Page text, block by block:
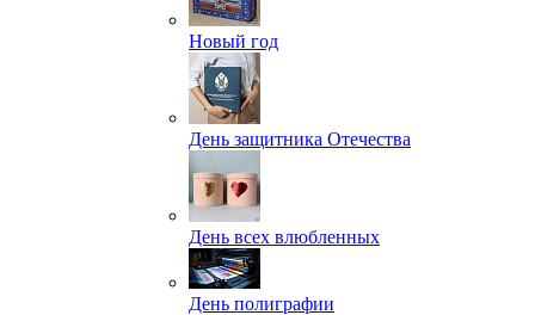
Новый год
День защитника Отечества
День всех влюбленных
День полиграфии